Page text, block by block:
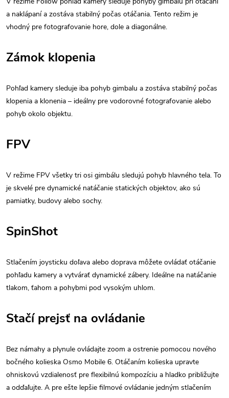
a naklápaní a zostáva stabilný počas otáčania. Tento režim je
vhodný pre fotografovanie hore, dole a diagonálne.
Zámok klopenia
Pohľad kamery sleduje iba pohyb gimbalu a zostáva stabilný počas
klopenia a klonenia – ideálny pre vodorovné fotografovanie alebo
pohyb okolo objektu.
FPV
V režime FPV všetky tri osi gimbálu sledujú pohyb hlavného tela. To
je skvelé pre dynamické natáčanie statických objektov, ako sú
pamiatky, budovy alebo sochy.
SpinShot
Stlačením joysticku doľava alebo doprava môžete ovládať otáčanie
pohľadu kamery a vytvárať dynamické zábery. Ideálne na natáčanie
tlakom, ťahom a pohybmi pod vysokým uhlom.
Stačí prejsť na ovládanie
Bez námahy a plynule ovládajte zoom a ostrenie pomocou nového
bočného kolieska Osmo Mobile 6. Otáčaním kolieska upravte
ohniskovú vzdialenosť pre flexibilnú kompozíciu a hladko približujte
a odďaľujte. A pre ešte lepšie filmové ovládanie jedným stlačením